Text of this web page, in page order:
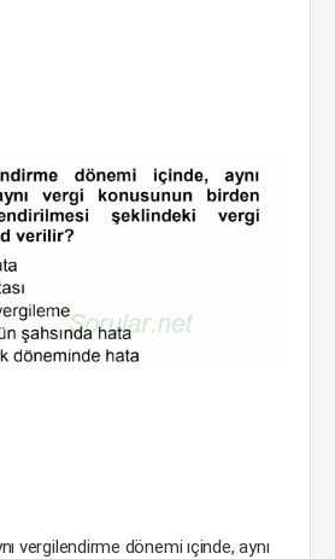
vergilendirme dönemi ıçinde, aynı